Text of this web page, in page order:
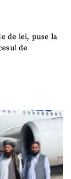
de lei, puse la
de